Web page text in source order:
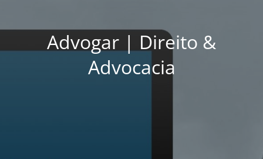
Advogar | Direito &
Advocacia